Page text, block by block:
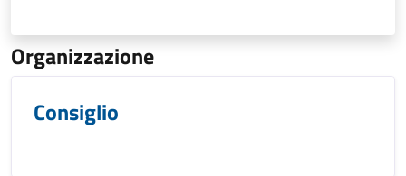
Organizzazione
Consiglio